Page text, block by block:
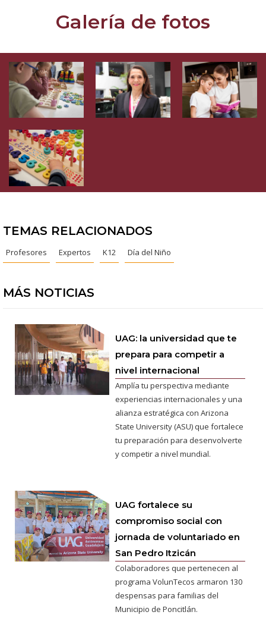
Galería de fotos
TEMAS RELACIONADOS
Profesores Expertos K12 Día del Niño
MÁS NOTICIAS
UAG: la universidad que te
prepara para competir a
nivel internacional
Amplía tu perspectiva mediante
experiencias internacionales y una
alianza estratégica con Arizona
State University (ASU) que fortalece
tu preparación para desenvolverte
y competir a nivel mundial.
UAG fortalece su
compromiso social con
jornada de voluntariado en
San Pedro Itzicán
Colaboradores que pertenecen al
programa VolunTecos armaron 130
despensas para familias del
Municipio de Poncitlán.